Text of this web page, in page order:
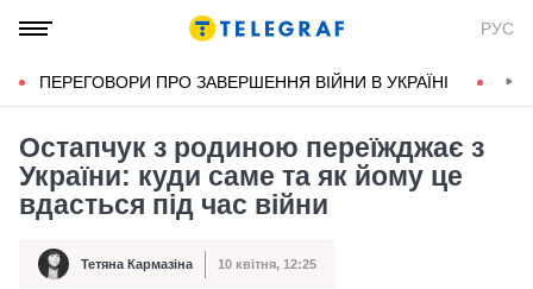
РУС
ПЕРЕГОВОРИ ПРО ЗАВЕРШЕННЯ ВІЙНИ В УКРАЇНІ
Остапчук з родиною переїжджає з
України: куди саме та як йому це
вдасться під час війни
Автор Тетяна Кармазіна
Дата публікації 10 квітня, 12:25